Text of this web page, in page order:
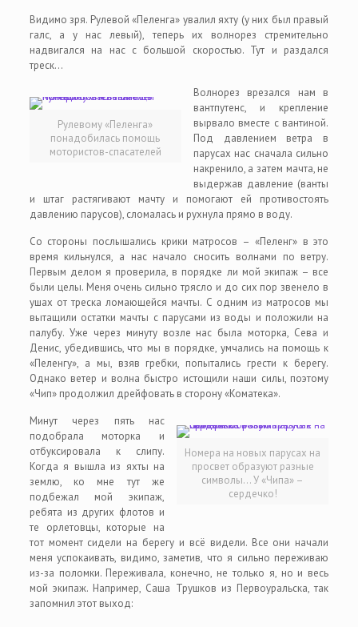
Видимо зря. Рулевой «Пеленга» увалил яхту (у них был правый
галс, а у нас левый), теперь их волнорез стремительно
надвигался на нас с большой скоростью. Тут и раздался
треск…
Рулевому «Пеленга»
понадобилась помощь
мотористов-спасателей
Волнорез врезался нам в
вантпутенс, и крепление
вырвало вместе с вантиной.
Под давлением ветра в
парусах нас сначала сильно
накренило, а затем мачта, не
выдержав давление (ванты
и штаг растягивают мачту и помогают ей противостоять
давлению парусов), сломалась и рухнула прямо в воду.
Со стороны послышались крики матросов – «Пеленг» в это
время кильнулся, а нас начало сносить волнами по ветру.
Первым делом я проверила, в порядке ли мой экипаж – все
были целы. Меня очень сильно трясло и до сих пор звенело в
ушах от треска ломающейся мачты. С одним из матросов мы
вытащили остатки мачты с парусами из воды и положили на
палубу. Уже через минуту возле нас была моторка, Сева и
Денис, убедившись, что мы в порядке, умчались на помощь к
«Пеленгу», а мы, взяв гребки, попытались грести к берегу.
Однако ветер и волна быстро истощили наши силы, поэтому
«Чип» продолжил дрейфовать в сторону «Коматека».
Номера на новых парусах на
просвет образуют разные
символы… У «Чипа» –
сердечко!
Минут через пять нас
подобрала моторка и
отбуксировала к слипу.
Когда я вышла из яхты на
землю, ко мне тут же
подбежал мой экипаж,
ребята из других флотов и
те орлетовцы, которые на
тот момент сидели на берегу и всё видели. Все они начали
меня успокаивать, видимо, заметив, что я сильно переживаю
из-за поломки. Переживала, конечно, не только я, но и весь
мой экипаж. Например, Саша Трушков из Первоуральска, так
запомнил этот выход: